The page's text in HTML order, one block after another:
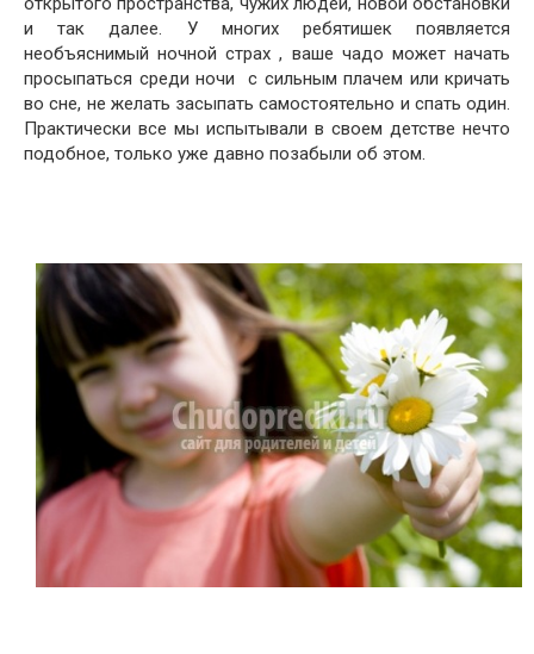
и так далее. У многих ребятишек появляется
необъяснимый ночной страх , ваше чадо может начать
просыпаться среди ночи с сильным плачем или кричать
во сне, не желать засыпать самостоятельно и спать один.
Практически все мы испытывали в своем детстве нечто
подобное, только уже давно позабыли об этом.